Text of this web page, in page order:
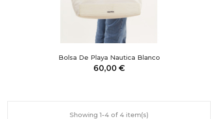
Bolsa De Playa Nautica Blanco
60,00 €Precio
Showing 1-4 of 4 item(s)